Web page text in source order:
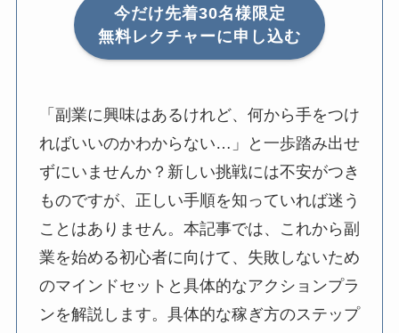
今だけ先着30名様限定
無料レクチャーに申し込む
「副業に興味はあるけれど、何から手をつけ
ればいいのかわからない…」と一歩踏み出せ
ずにいませんか？新しい挑戦には不安がつき
ものですが、正しい手順を知っていれば迷う
ことはありません。本記事では、これから副
業を始める初心者に向けて、失敗しないため
のマインドセットと具体的なアクションプラ
ンを解説します。具体的な稼ぎ方のステップ